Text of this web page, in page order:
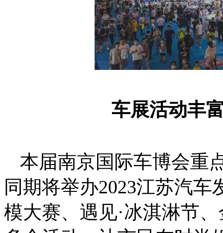
车展活动丰
本届南京国际车博会重
同期将举办2023江苏汽车
模大赛、遇见·冰淇淋节